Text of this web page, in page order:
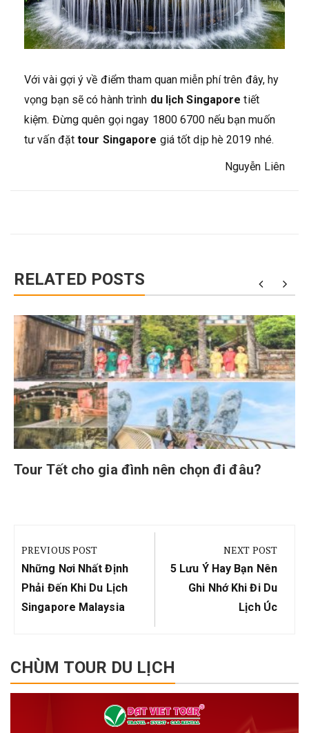
Với vài gợi ý về điểm tham quan miễn phí trên đây, hy
vọng bạn sẽ có hành trình du lịch Singapore tiết
kiệm. Đừng quên gọi ngay 1800 6700 nếu bạn muốn
tư vấn đặttour Singapore giá tốt dịp hè 2019 nhé.
Nguyễn Liên
RELATED POSTS
Tour Tết cho gia đình nên chọn đi đâu?
hướng
bài
viết
PREVIOUS POST
Previous
Post:
Những Nơi Nhất Định
Phải Đến Khi Du Lịch
Singapore Malaysia
NEXT POST
Next
Post:
5 Lưu Ý Hay Bạn Nên
Ghi Nhớ Khi Đi Du
Lịch Úc
CHÙM TOUR DU LỊCH